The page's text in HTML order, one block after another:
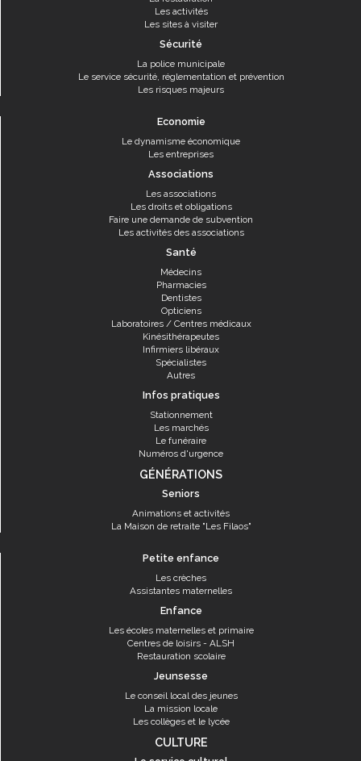
Les activités
Les sites à visiter
Sécurité
La police municipale
Le service sécurité, réglementation et prévention
Les risques majeurs
Economie
Le dynamisme économique
Les entreprises
Associations
Les associations
Les droits et obligations
Faire une demande de subvention
Les activités des associations
Santé
Médecins
Pharmacies
Dentistes
Opticiens
Laboratoires / Centres médicaux
Kinésithérapeutes
Infirmiers libéraux
Spécialistes
Autres
Infos pratiques
Stationnement
Les marchés
Le funéraire
Numéros d'urgence
GÉNÉRATIONS
Seniors
Animations et activités
La Maison de retraite "Les Filaos"
Petite enfance
Les crèches
Assistantes maternelles
Enfance
Les écoles maternelles et primaire
Centres de loisirs - ALSH
Restauration scolaire
Jeunsesse
Le conseil local des jeunes
La mission locale
Les collèges et le lycée
CULTURE